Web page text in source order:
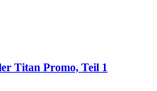
Titan Promo, Teil 1